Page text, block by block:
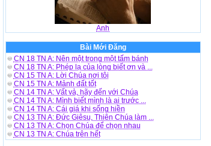
Anh
Bài Mới Đăng
CN 18 TN A: Nên một trong một tấm bánh
CN 18 TN A: Phép lạ của lòng biết ơn và ...
CN 15 TN A: Lời Chúa nơi tôi
CN 15 TN A: Mảnh đất tốt
CN 14 TN A: Vất vả, hãy đến với Chúa
CN 14 TN A: Mình biết mình là ai trước ...
CN 14 TN A: Cái giá khi sống hiền
CN 13 TN A: Đức Giêsu, Thiên Chúa làm ...
CN 13 TN A: Chọn Chúa để chọn nhau
CN 13 TN A: Chúa trên hết